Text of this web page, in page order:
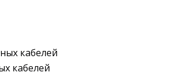
кабелей
кабелей